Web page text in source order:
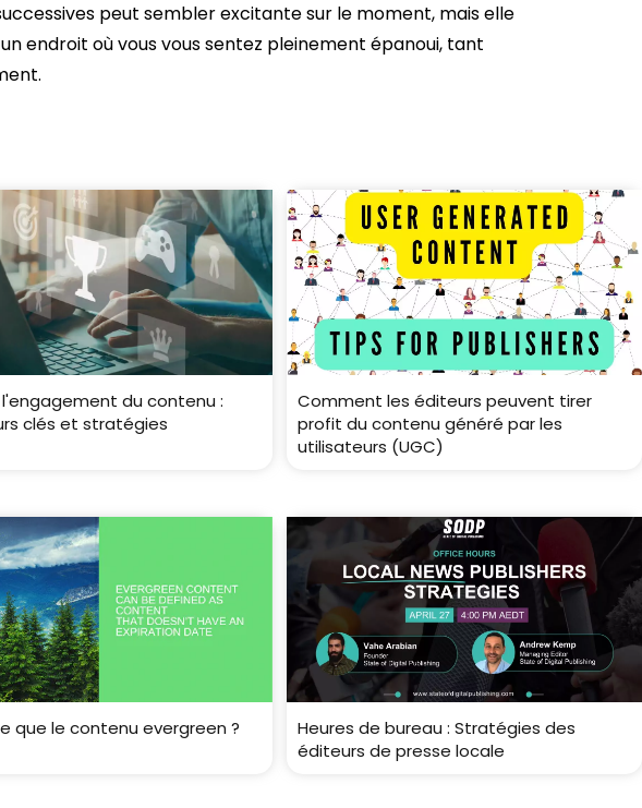
peut sembler excitante sur le moment, mais elle
endroit où vous vous sentez pleinement épanoui, tant
du contenu :
clés et stratégies
Comment les éditeurs peuvent tirer
profit du contenu généré par les
utilisateurs (UGC)
que le contenu evergreen ?
Heures de bureau : Stratégies des
éditeurs de presse locale